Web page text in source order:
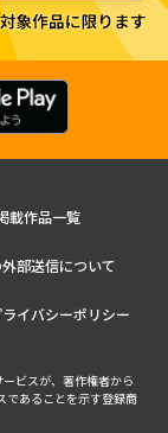
載作品一覧
部送信について
ライバシーポリシー
ビスが、著作権者から
であることを示す登録商